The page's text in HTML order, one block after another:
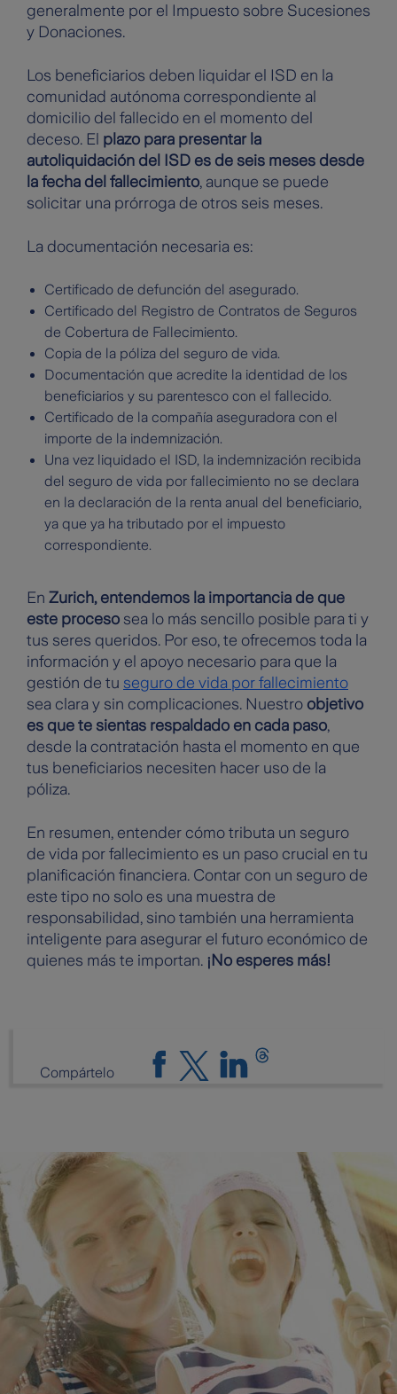
generalmente por el Impuesto sobre Sucesiones
y Donaciones.
Los beneficiarios deben liquidar el ISD en la
comunidad autónoma correspondiente al
domicilio del fallecido en el momento del
deceso. El plazo para presentar la
autoliquidación del ISD es de seis meses desde
la fecha del fallecimiento, aunque se puede
solicitar una prórroga de otros seis meses.
La documentación necesaria es:
Certificado de defunción del asegurado.
Certificado del Registro de Contratos de Seguros
de Cobertura de Fallecimiento.
Copia de la póliza del seguro de vida.
Documentación que acredite la identidad de los
beneficiarios y su parentesco con el fallecido.
Certificado de la compañía aseguradora con el
importe de la indemnización.
Una vez liquidado el ISD, la indemnización recibida
del seguro de vida por fallecimiento no se declara
en la declaración de la renta anual del beneficiario,
ya que ya ha tributado por el impuesto
correspondiente.
En Zurich, entendemos la importancia de que
este proceso sea lo más sencillo posible para ti y
tus seres queridos. Por eso, te ofrecemos toda la
información y el apoyo necesario para que la
gestión de tu seguro de vida por fallecimiento
sea clara y sin complicaciones. Nuestro objetivo
es que te sientas respaldado en cada paso,
desde la contratación hasta el momento en que
tus beneficiarios necesiten hacer uso de la
póliza.
En resumen, entender cómo tributa un seguro
de vida por fallecimiento es un paso crucial en tu
planificación financiera. Contar con un seguro de
este tipo no solo es una muestra de
responsabilidad, sino también una herramienta
inteligente para asegurar el futuro económico de
quienes más te importan. ¡No esperes más!
Compártelo